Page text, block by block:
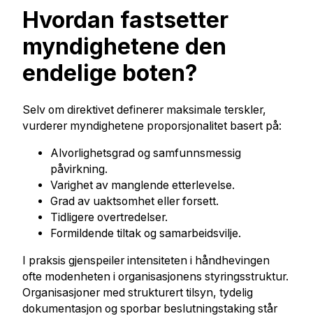
Hvordan fastsetter
myndighetene den
endelige boten?
Selv om direktivet definerer maksimale terskler,
vurderer myndighetene proporsjonalitet basert på:
Alvorlighetsgrad og samfunnsmessig
påvirkning.
Varighet av manglende etterlevelse.
Grad av uaktsomhet eller forsett.
Tidligere overtredelser.
Formildende tiltak og samarbeidsvilje.
I praksis gjenspeiler intensiteten i håndhevingen
ofte modenheten i organisasjonens styringsstruktur.
Organisasjoner med strukturert tilsyn, tydelig
dokumentasjon og sporbar beslutningstaking står